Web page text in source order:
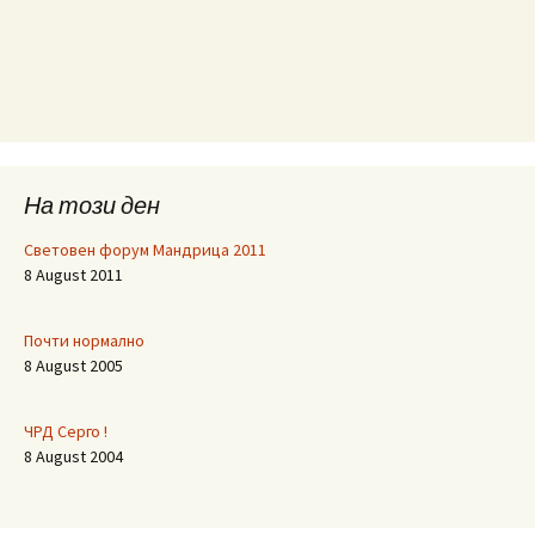
На този ден
Световен форум Мандрица 2011
8 August 2011
Почти нормално
8 August 2005
ЧРД Серго !
8 August 2004